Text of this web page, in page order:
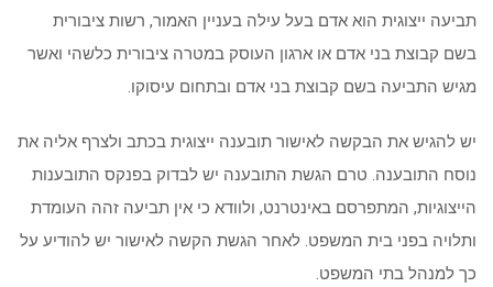
תביעה ייצוגית הוא אדם בעל עילה בעניין האמור, רשות ציבורית
בשם קבוצת בני אדם או ארגון העוסק במטרה ציבורית כלשהי ואשר
מגיש התביעה בשם קבוצת בני אדם ובתחום עיסוקו.
יש להגיש את הבקשה לאישור תובענה ייצוגית בכתב ולצרף אליה את
נוסח התובענה. טרם הגשת התובענה יש לבדוק בפנקס התובענות
הייצוגיות, המתפרסם באינטרנט, ולוודא כי אין תביעה זהה העומדת
ותלויה בפני בית המשפט. לאחר הגשת הקשה לאישור יש להודיע על
כך למנהל בתי המשפט.